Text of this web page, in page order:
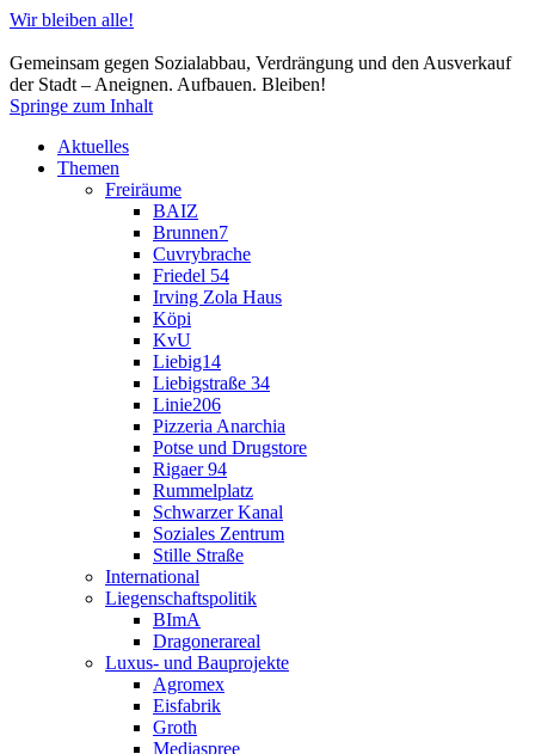
Wir bleiben alle!
Gemeinsam gegen Sozialabbau, Verdrängung und den Ausverkauf
der Stadt – Aneignen. Aufbauen. Bleiben!
Springe zum Inhalt
Aktuelles
Themen
Freiräume
BAIZ
Brunnen7
Cuvrybrache
Friedel 54
Irving Zola Haus
Köpi
KvU
Liebig14
Liebigstraße 34
Linie206
Pizzeria Anarchia
Potse und Drugstore
Rigaer 94
Rummelplatz
Schwarzer Kanal
Soziales Zentrum
Stille Straße
International
Liegenschaftspolitik
BImA
Dragonerareal
Luxus- und Bauprojekte
Agromex
Eisfabrik
Groth
Mediaspree